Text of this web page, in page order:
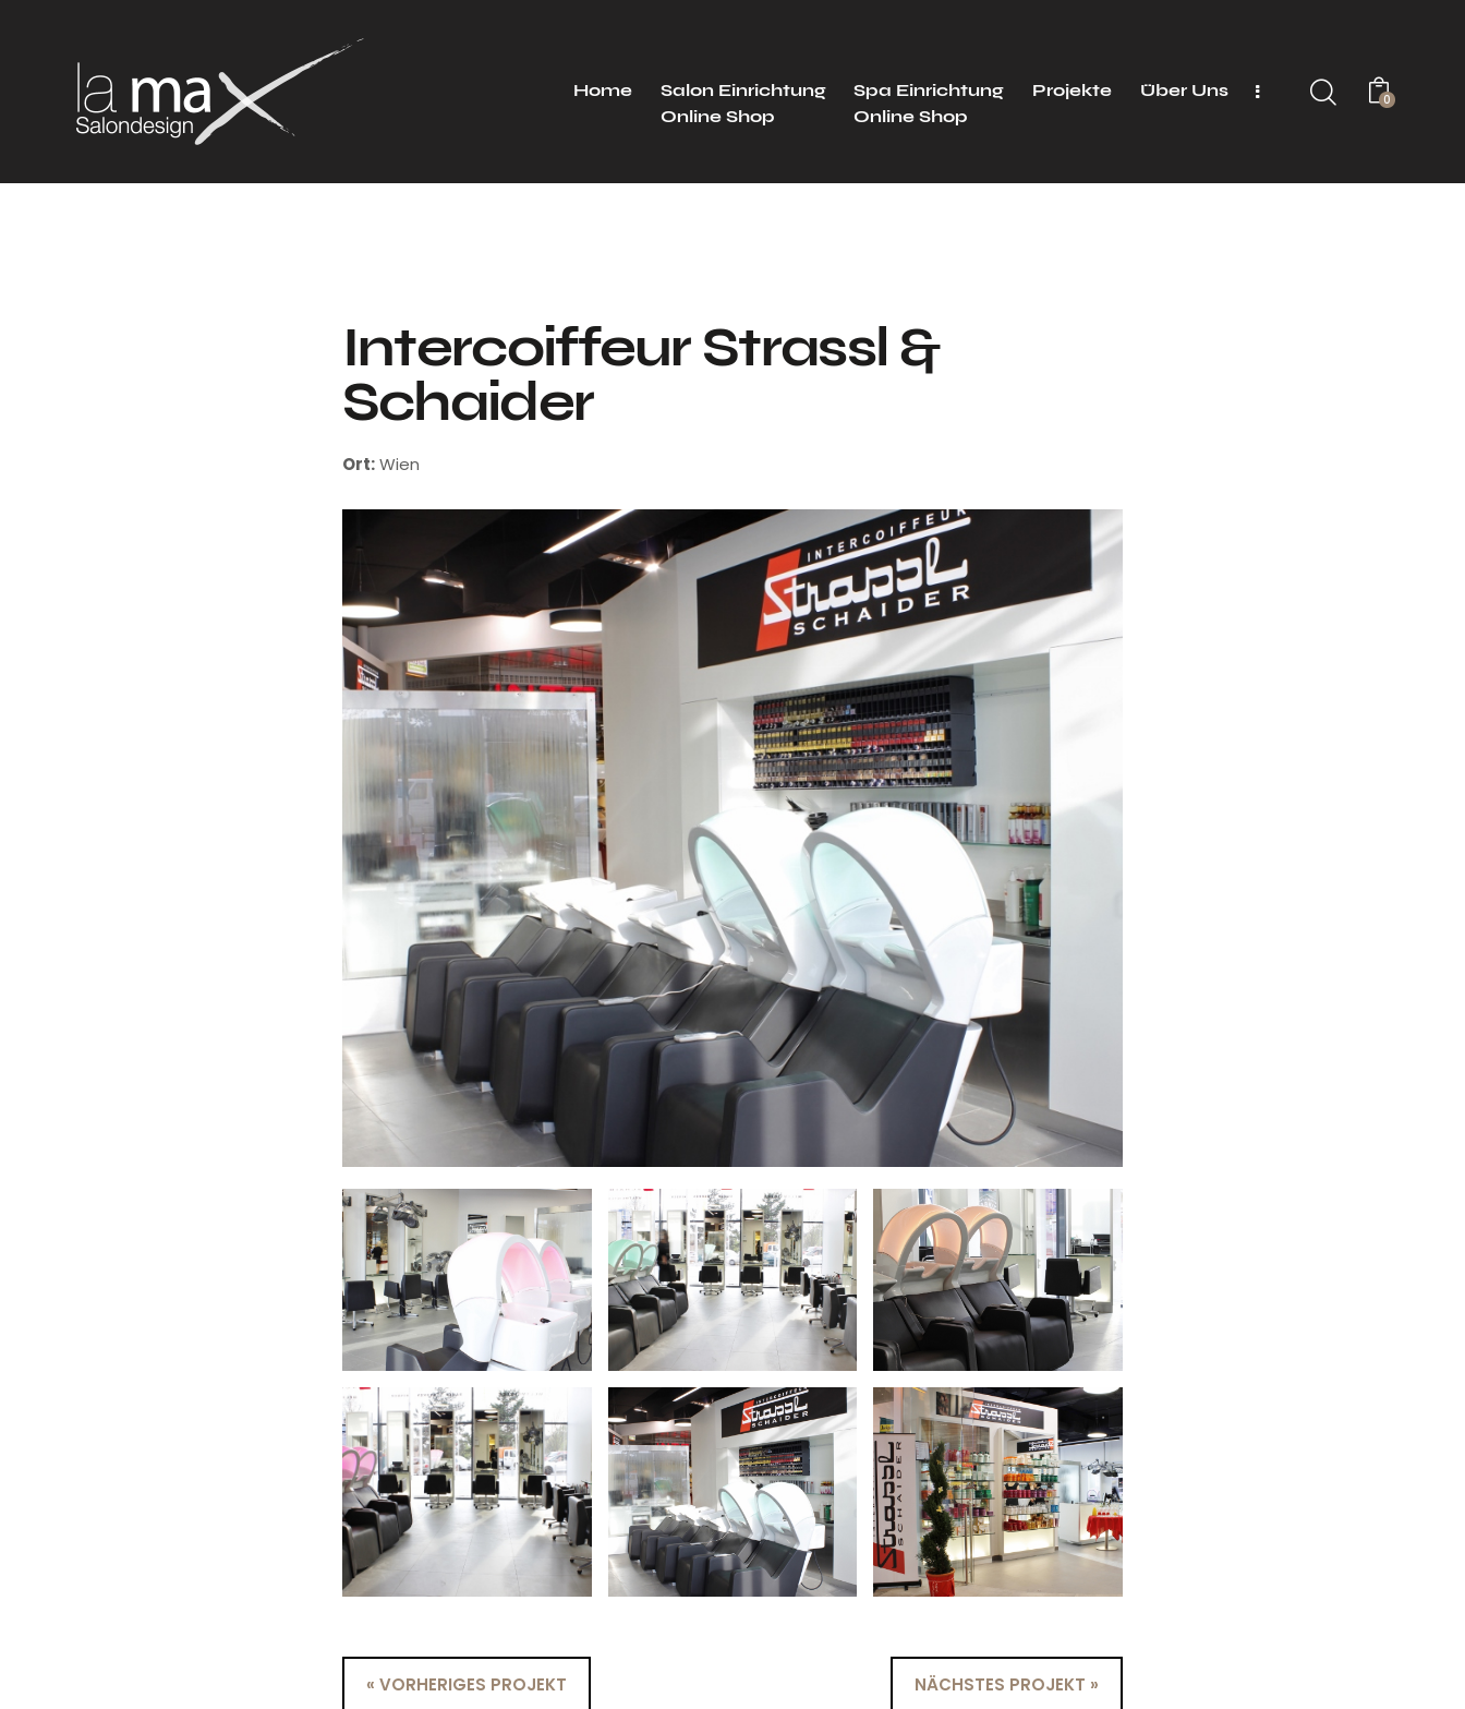
Home
Salon Einrichtung
Online Shop
Spa Einrichtung
Online Shop
Projekte Über Uns 0
Intercoiffeur Strassl &
Schaider
Ort:Wien
« VORHERIGES PROJEKT NÄCHSTES PROJEKT »